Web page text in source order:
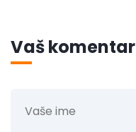
Vaš komentar